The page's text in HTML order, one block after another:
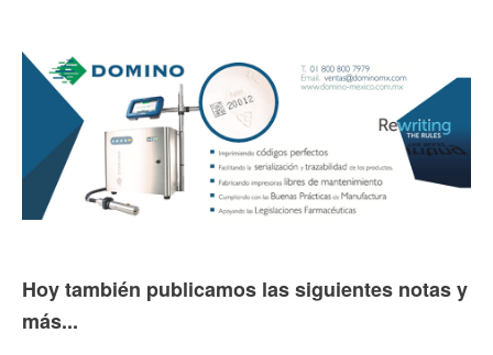
Hoy también publicamos las siguientes notas y
más...